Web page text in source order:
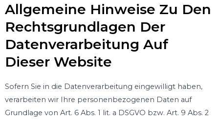
Allgemeine Hinweise Zu Den
Rechtsgrundlagen Der
Datenverarbeitung Auf
Dieser Website
Sofern Sie in die Datenverarbeitung eingewilligt haben,
verarbeiten wir Ihre personenbezogenen Daten auf
Grundlage von Art. 6 Abs. 1 lit. a DSGVO bzw. Art. 9 Abs. 2